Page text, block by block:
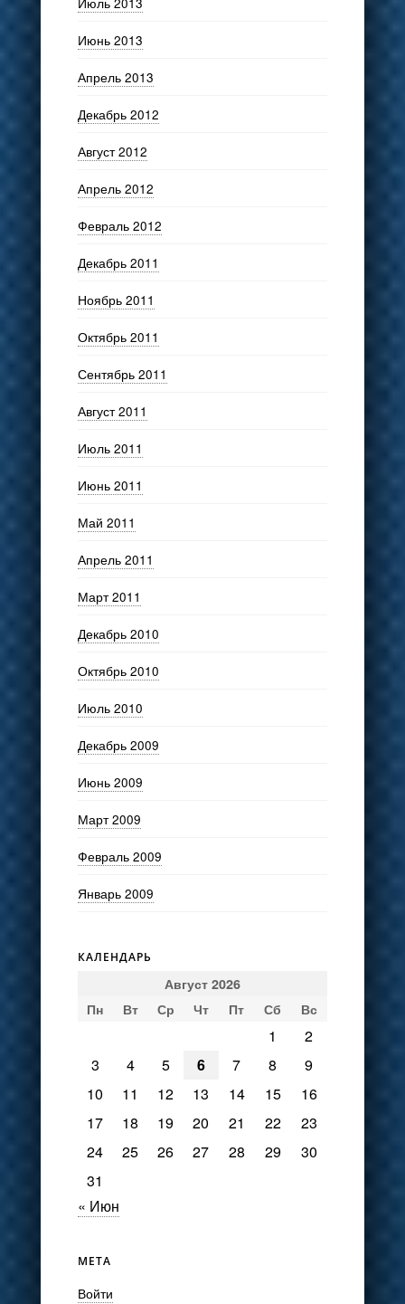
Июнь 2013
Апрель 2013
Декабрь 2012
Август 2012
Апрель 2012
Февраль 2012
Декабрь 2011
Ноябрь 2011
Октябрь 2011
Сентябрь 2011
Август 2011
Июль 2011
Июнь 2011
Май 2011
Апрель 2011
Март 2011
Декабрь 2010
Октябрь 2010
Июль 2010
Декабрь 2009
Июнь 2009
Март 2009
Февраль 2009
Январь 2009
КАЛЕНДАРЬ
Август 2026
Пн
Вт Ср Чт Пт Сб Вс
1
2
3
4 5 6 7 8
9
10
11 12 13 14 15
16
17
18 19 20 21 22
23
24
25 26 27 28 29
30
31
« Июн
МЕТА
Войти